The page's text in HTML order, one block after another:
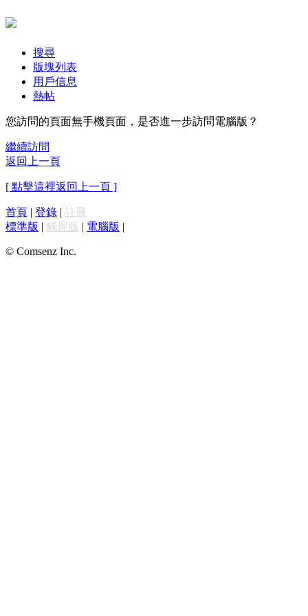
搜尋
版塊列表
用戶信息
熱帖
您訪問的頁面無手機頁面，是否進一步訪問電腦版？
繼續訪問
返回上一頁
[ 點擊這裡返回上一頁 ]
首頁 | 登錄 | 註冊
標準版 | 觸屏版 | 電腦版 |
© Comsenz Inc.